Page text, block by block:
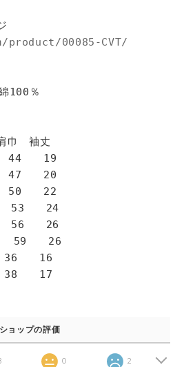
00085-CVT/
％
袖丈
19
20
22
24
56 26
59 26
16
17
ショップの評価
0 2